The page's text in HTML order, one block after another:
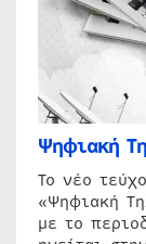
Ψηφιακή
Το νέο
«Ψηφιακή
με το